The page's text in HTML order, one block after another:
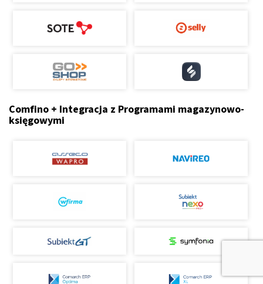
Comfino + Integracja z Programami magazynowo-
księgowymi